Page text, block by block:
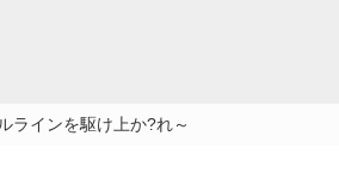
宿
サイクルターミナル
ラインを駆け上か?れ～